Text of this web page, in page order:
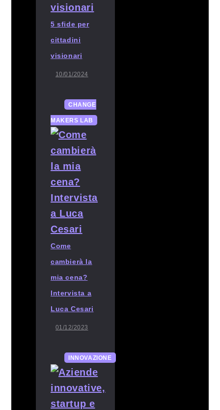
5 sfide per
cittadini
visionari
10/01/2024
CHANGE
MAKERS LAB
Come
cambierà la
mia cena?
Intervista a
Luca Cesari
01/12/2023
INNOVAZIONE